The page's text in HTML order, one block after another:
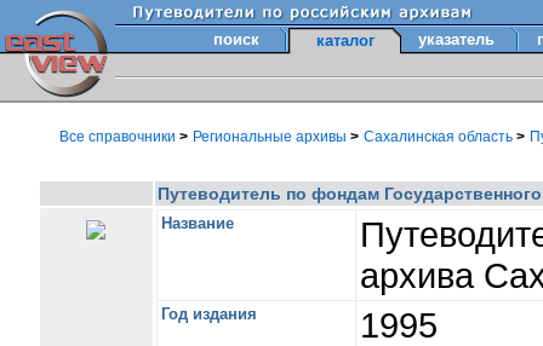
поиск каталог указатель
Все справочники > Региональные архивы > Сахалинская область >
Путеводитель по фондам
Название
архива
Год издания 1995